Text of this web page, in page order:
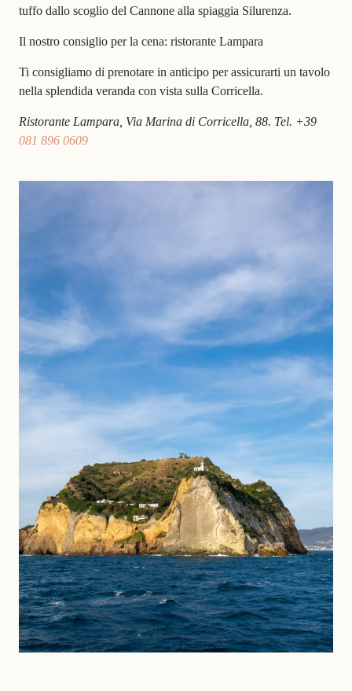
tuffo dallo scoglio del Cannone alla spiaggia Silurenza.
Il nostro consiglio per la cena: ristorante Lampara
Ti consigliamo di prenotare in anticipo per assicurarti un tavolo
nella splendida veranda con vista sulla Corricella.
Ristorante Lampara, Via Marina di Corricella, 88. Tel. +39
081 896 0609